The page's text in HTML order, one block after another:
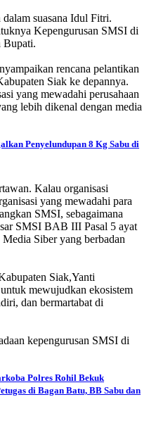
suasana Idul Fitri.
Kepengurusan SMSI di
Bupati.
rencana pelantikan
Siak ke depannya.
yang mewadahi perusahaan
lebih dikenal dengan media
Penyelundupan 8 Kg Sabu di
Kalau organisasi
yang mewadahi para
SMSI, sebagaimana
SMSI BAB III Pasal 5 ayat
Siber yang berbadan
Siak,Yanti
mewujudkan ekosistem
dan bermartabat di
kepengurusan SMSI di
Polres Rohil Bekuk
di Bagan Batu, BB Sabu dan